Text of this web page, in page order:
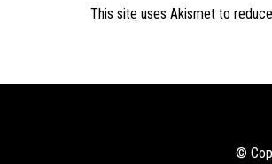
This site uses Akismet to
©